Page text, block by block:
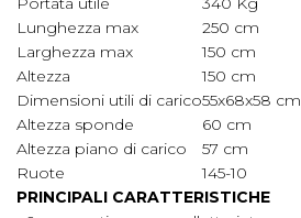
Lunghezza max
250 cm
Larghezza max
150 cm
Altezza
150 cm
Dimensioni utili di carico55x68x58 cm
Altezza sponde
60 cm
Altezza piano di carico
57 cm
Ruote
145-10
PRINCIPALI CARATTERISTICHE